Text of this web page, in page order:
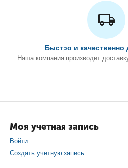
Быстро и качественно
Наша компания производит
Моя учетная запись
Войти
Создать учетную запись